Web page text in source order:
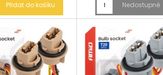
Přidat do košíku Nedostupné